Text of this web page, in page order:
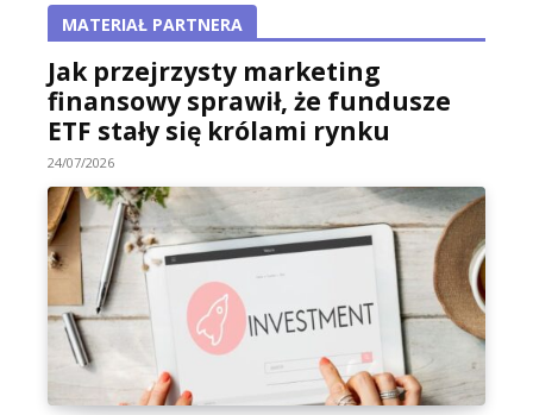
MATERIAŁ PARTNERA
Jak przejrzysty marketing
finansowy sprawił, że fundusze
ETF stały się królami rynku
24/07/2026